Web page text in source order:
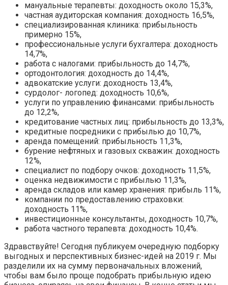
мануальные терапевты: доходность около 15,3%,
частная аудиторская компания: доходность 16,5%,
специализированная клиника: прибыльность
примерно 15%,
профессиональные услуги бухгалтера: доходность
14,7%,
работа с налогами: прибыльность до 14,7%,
ортодонтология: доходность до 14,4%,
адвокатские услуги: доходность 13,4%,
сурдолог- логопед: доходность 10,6%,
услуги по управлению финансами: прибыльность
до 12,2%,
кредитование частных лиц: прибыльность до 13,3%,
кредитные посредники с прибылью до 10,7%,
аренда помещений: прибыльность 11,3%,
бурение нефтяных и газовых скважин: доходность
12%,
специалист по подбору очков: доходность 11,5%,
оценка недвижимости с прибылью 11,3%,
аренда складов или камер хранения: прибыль 11%,
компании по предоставлению страховки:
доходность 11%,
инвестиционные консультанты, доходность 10,7%,
работа частного терапевта: доходность 10,4%.
Здравствуйте! Сегодня публикуем очередную подборку
выгодных и перспективных бизнес-идей на 2019 г. Мы
разделили их на сумму первоначальных вложений,
чтобы вам было проще подобрать прибыльную идею